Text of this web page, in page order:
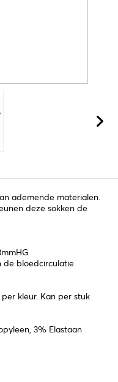
ademende materialen.
deze sokken de
de bloedcirculatie
kleur. Kan per stuk
3% Elastaan